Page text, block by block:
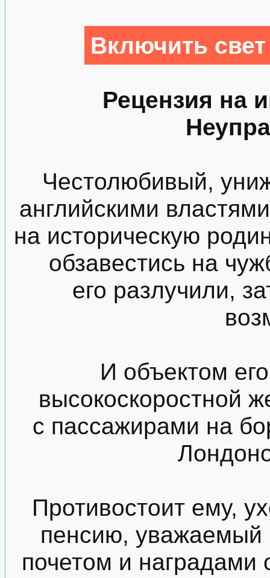
Включить
Рецензия на
Честолюбивый,
английскими
на историческую
обзавестись на
его разлучили,
И объектом
высокоскоростной
с пассажирами на
Противостоит ему,
пенсию, уважаемый
почетом и